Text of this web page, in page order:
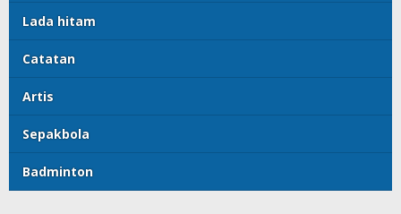
Lada hitam
Catatan
Artis
Sepakbola
Badminton